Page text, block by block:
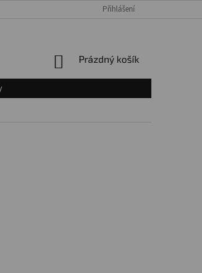
Přihlášení
NÁKUPNÍ
Prázdný košík